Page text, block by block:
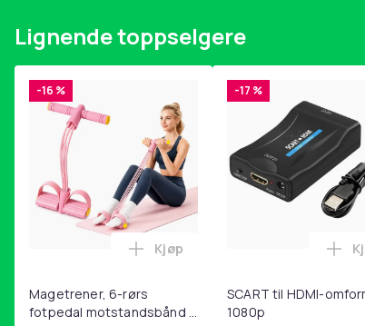
Lignende toppselgere
-16 %
Magetrener, 6-rørs
fotpedal motstandsbånd -
Legg Magetrener, 6-rørs
Kjøp
-17 %
SCART til HDMI-
1080p